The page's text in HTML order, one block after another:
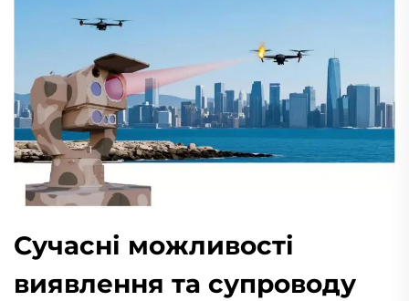
Сучасні можливості
виявлення та супроводу